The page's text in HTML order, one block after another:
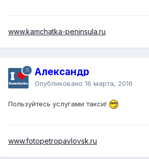
www.kamchatka-peninsula.ru
Александр
Опубликовано 16 марта, 2016
Пользуйтесь услугами такси!
www.fotopetropavlovsk.ru